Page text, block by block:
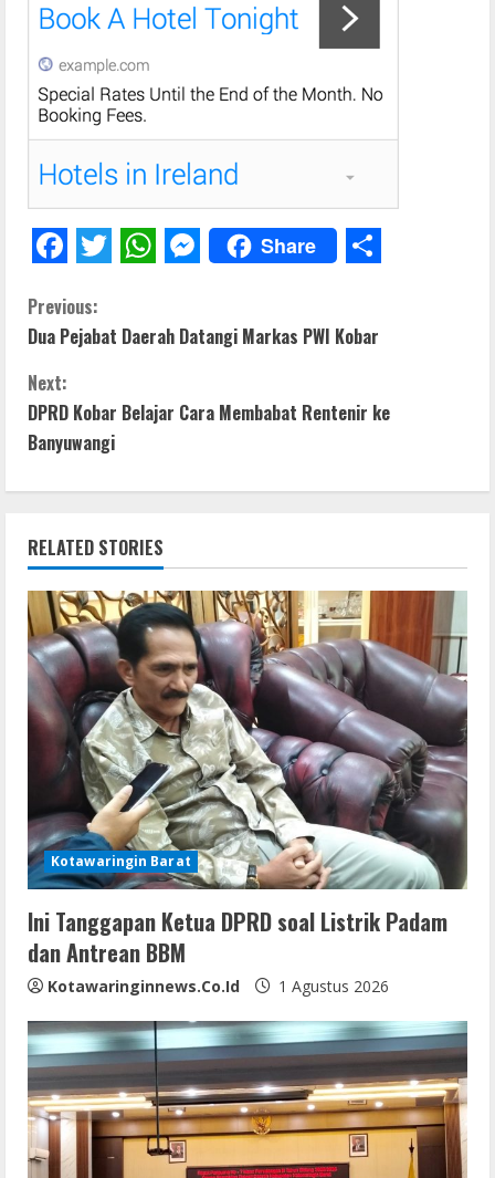
a
c
e
b
o
o
k
w
i
t
e
r
h
a
s
p
p
e
s
e
g
r
Share
h
a
e
C
o
n
t
i
n
u
e
R
e
a
d
i
n
g
Previous:
Dua Pejabat Daerah Datangi Markas PWI Kobar
Next:
DPRD Kobar Belajar Cara Membabat Rentenir ke
Banyuwangi
RELATED STORIES
Kotawaringin Barat
Ini Tanggapan Ketua DPRD soal Listrik Padam
dan Antrean BBM
Kotawaringinnews.co.id 1 Agustus 2026